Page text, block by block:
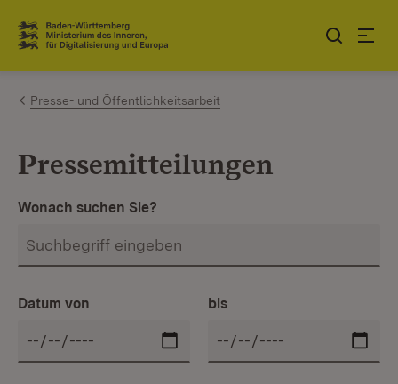
Zum Inhalt springen
Link zur Startseite
Presse- und Öffentlichkeitsarbeit
Pressemitteilungen
Wonach suchen Sie?
Datum von bis